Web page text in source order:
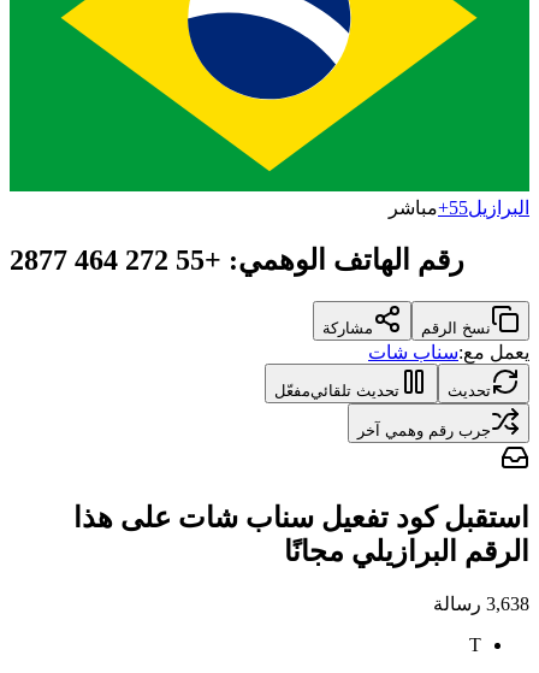
البرازيل+55مباشر
رقم الهاتف الوهمي:
+55 272 464 2877
نسخ الرقم مشاركة
يعمل مع:سناب شات
تحديث تحديث تلقائيمفعّل
جرب رقم وهمي آخر
استقبل كود تفعيل سناب شات على هذا
الرقم البرازيلي مجانًا
3,638 رسالة
T